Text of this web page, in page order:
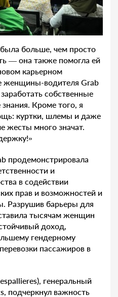
больше, чем просто
— она также помогла ей
карьерном
женщины-водителя Grab
собственные
Кроме того, я
куртки, шлемы и даже
жесты много значат.
продемонстрировала
и
в содействии
прав и возможностей и
Разрушив барьеры для
тысячам женщин
доход,
гендерному
пассажиров в
генеральный
подчеркнул важность